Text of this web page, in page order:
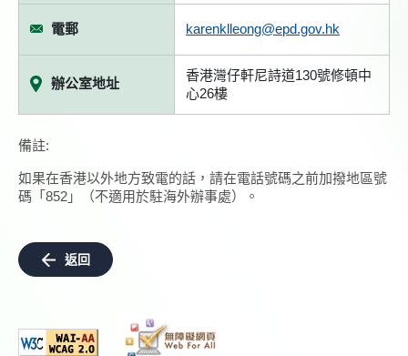
電郵 karenklleong@epd.gov.hk
辦公室地址
香港灣仔軒尼詩道130號修頓中
心26樓
備註:
如果在香港以外地方致電的話，請在電話號碼之前加撥地區號
碼「852」（不適用於駐海外辦事處）。
返回